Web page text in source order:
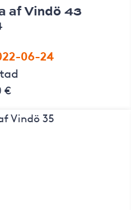
af Vindö 43
06-24
€